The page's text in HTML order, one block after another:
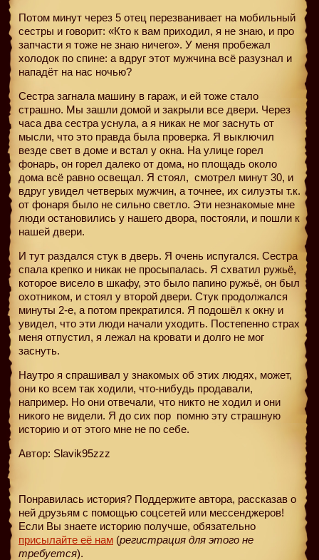
Потом минут через 5 отец перезванивает на мобильный
сестры и говорит: «Кто к вам приходил, я не знаю, и про
запчасти я тоже не знаю ничего». У меня пробежал
холодок по спине: а вдруг этот мужчина всё разузнал и
нападёт на нас ночью?
Сестра загнала машину в гараж, и ей тоже стало
страшно. Мы зашли домой и закрыли все двери. Через
часа два сестра уснула, а я никак не мог заснуть от
мысли, что это правда была проверка. Я выключил
везде свет в доме и встал у окна. На улице горел
фонарь, он горел далеко от дома, но площадь около
дома всё равно освещал. Я стоял, смотрел минут 30, и
вдруг увидел четверых мужчин, а точнее, их силуэты т.к.
от фонаря было не сильно светло. Эти незнакомые мне
люди остановились у нашего двора, постояли, и пошли к
нашей двери.
И тут раздался стук в дверь. Я очень испугался. Сестра
спала крепко и никак не просыпалась. Я схватил ружьё,
которое висело в шкафу, это было папино ружьё, он был
охотником, и стоял у второй двери. Стук продолжался
минуты 2-е, а потом прекратился. Я подошёл к окну и
увидел, что эти люди начали уходить. Постепенно страх
меня отпустил, я лежал на кровати и долго не мог
заснуть.
Наутро я спрашивал у знакомых об этих людях, может,
они ко всем так ходили, что-нибудь продавали,
например. Но они отвечали, что никто не ходил и они
никого не видели. Я до сих пор помню эту страшную
историю и от этого мне не по себе.
Автор: Slavik95zzz
Понравилась история? Поддержите автора, рассказав о
ней друзьям с помощью соцсетей или мессенджеров!
Если Вы знаете историю получше, обязательно
присылайте её нам (регистрация для этого не
требуется).